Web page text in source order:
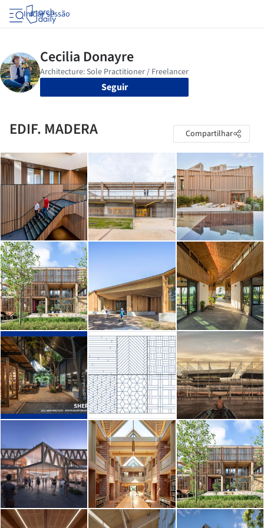
Iniciar sessão
Seguir
EDIF. MADERA Compartilhar